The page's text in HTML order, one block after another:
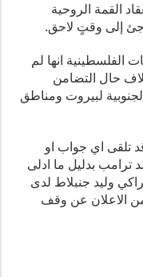
القمة الروحية
إلى وقتٍ لاحق.
الفلسطينية انها لم
حال التضامن
لبيروت ومناطق
تلقى اي جواب او
ترامب بدليل ما ادلى
وليد جنبلاط لدى
الاعلان عن وقف